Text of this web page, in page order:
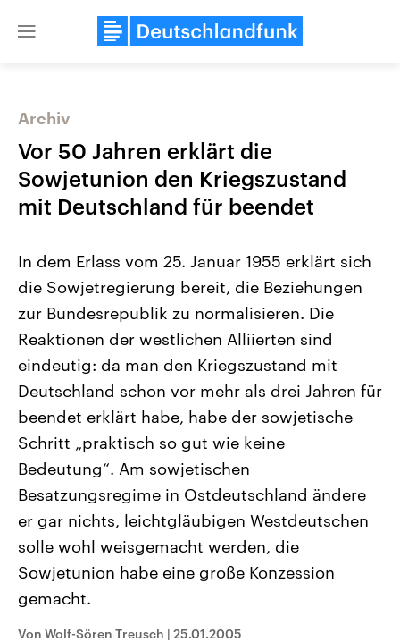
Close
Landtagswahl Sachsen-Anhalt
Alle Informationen
September 2026 einen neuen
Landtag. Seit 2021 wird das
Bundesland von einer Koalition aus
CDU, SPD und FDP regiert.-
Umfragen, Prognosen,
Wahlprogramme, aktuelle Berichte
und Hintergründe zu den Parteien
und Kandidaten der anstehenden
USA
Hintergründe
gehören die Vereinigten
den mächtigsten Ländern
mit großem Einfluss auf
aktuelle Weltgeschehen.
Sendungen Programm Podcasts
Audio-Archiv
Archiv
Vor 50 Jahren erklärt die
Sowjetunion den Kriegszustand
mit Deutschland für beendet
In dem Erlass vom 25. Januar 1955 erklärt sich
die Sowjetregierung bereit, die Beziehungen
zur Bundesrepublik zu normalisieren. Die
Reaktionen der westlichen Alliierten sind
eindeutig: da man den Kriegszustand mit
Deutschland schon vor mehr als drei Jahren für
beendet erklärt habe, habe der sowjetische
Schritt „praktisch so gut wie keine
Bedeutung“. Am sowjetischen
Besatzungsregime in Ostdeutschland ändere
er gar nichts, leichtgläubigen Westdeutschen
solle wohl weisgemacht werden, die
Sowjetunion habe eine große Konzession
gemacht.
Von Wolf-Sören Treusch | 25.01.2005